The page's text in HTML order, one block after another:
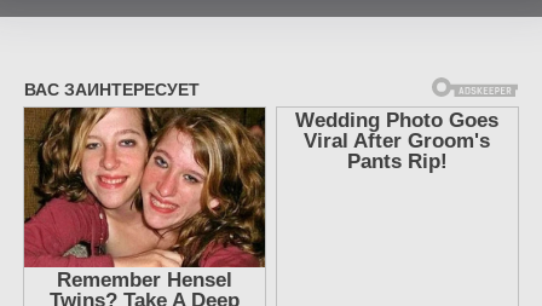
Месть охотника на ведьм 07
Месть охотника на ведьм 09
Месть охотника на ведьм 10
Месть охотника на ведьм 11
Месть охотника на ведьм 12
Месть охотника на ведьм 13
Месть охотника на ведьм 14